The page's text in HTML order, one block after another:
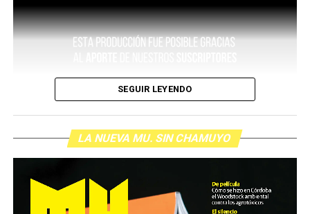
SEGUIR LEYENDO
LA NUEVA MU. SIN CHAMUYO